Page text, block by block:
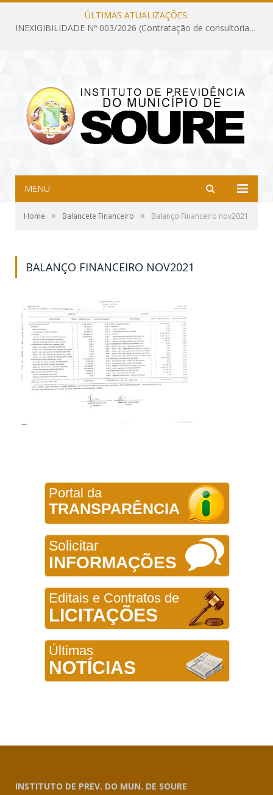
ÚLTIMAS ATUALIZAÇÕES:
INEXIGIBILIDADE Nº 003/2026 (Contratação de consultoria previdenciária com finalidade de obtenção do CRP, confecção dos demonstrativos previdenciários DAIR, DIPR e DPIN, preparar e alimentar o CADPREV, em atendimento às demandas do Instituto de Previdência dos Servidores do Município de Soure – IPSMS, por um período de 10 (dez) meses)
MENU
Home » Balancete Financeiro » Balanço Financeiro nov2021
BALANÇO FINANCEIRO NOV2021
Portal da
TRANSPARÊNCIA
Solicitar
INFORMAÇÕES
Editais e Contratos de
LICITAÇÕES
Últimas
NOTÍCIAS
INSTITUTO DE PREV. DO MUN. DE SOURE